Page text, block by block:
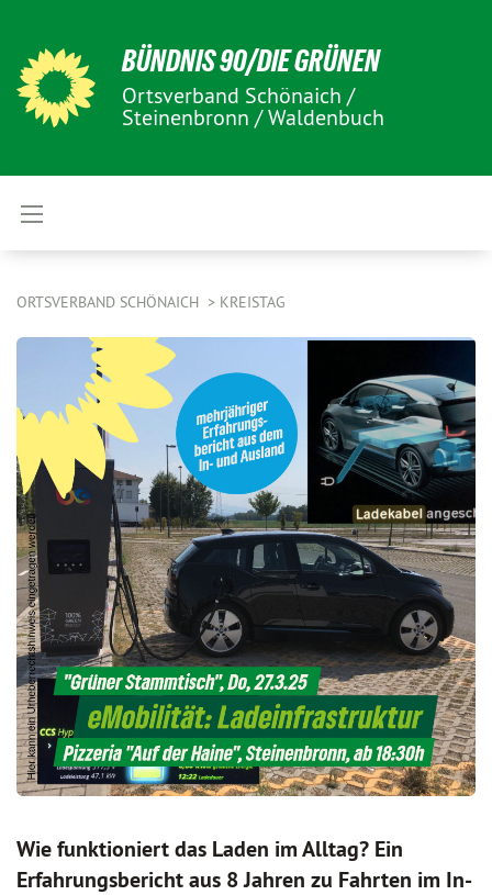
BÜNDNIS 90/DIE GRÜNEN
Ortsverband Schönaich /
Steinenbronn / Waldenbuch
ORTSVERBAND SCHÖNAICH KREISTAG
Wie funktioniert das Laden im Alltag? Ein
Erfahrungsbericht aus 8 Jahren zu Fahrten im In-